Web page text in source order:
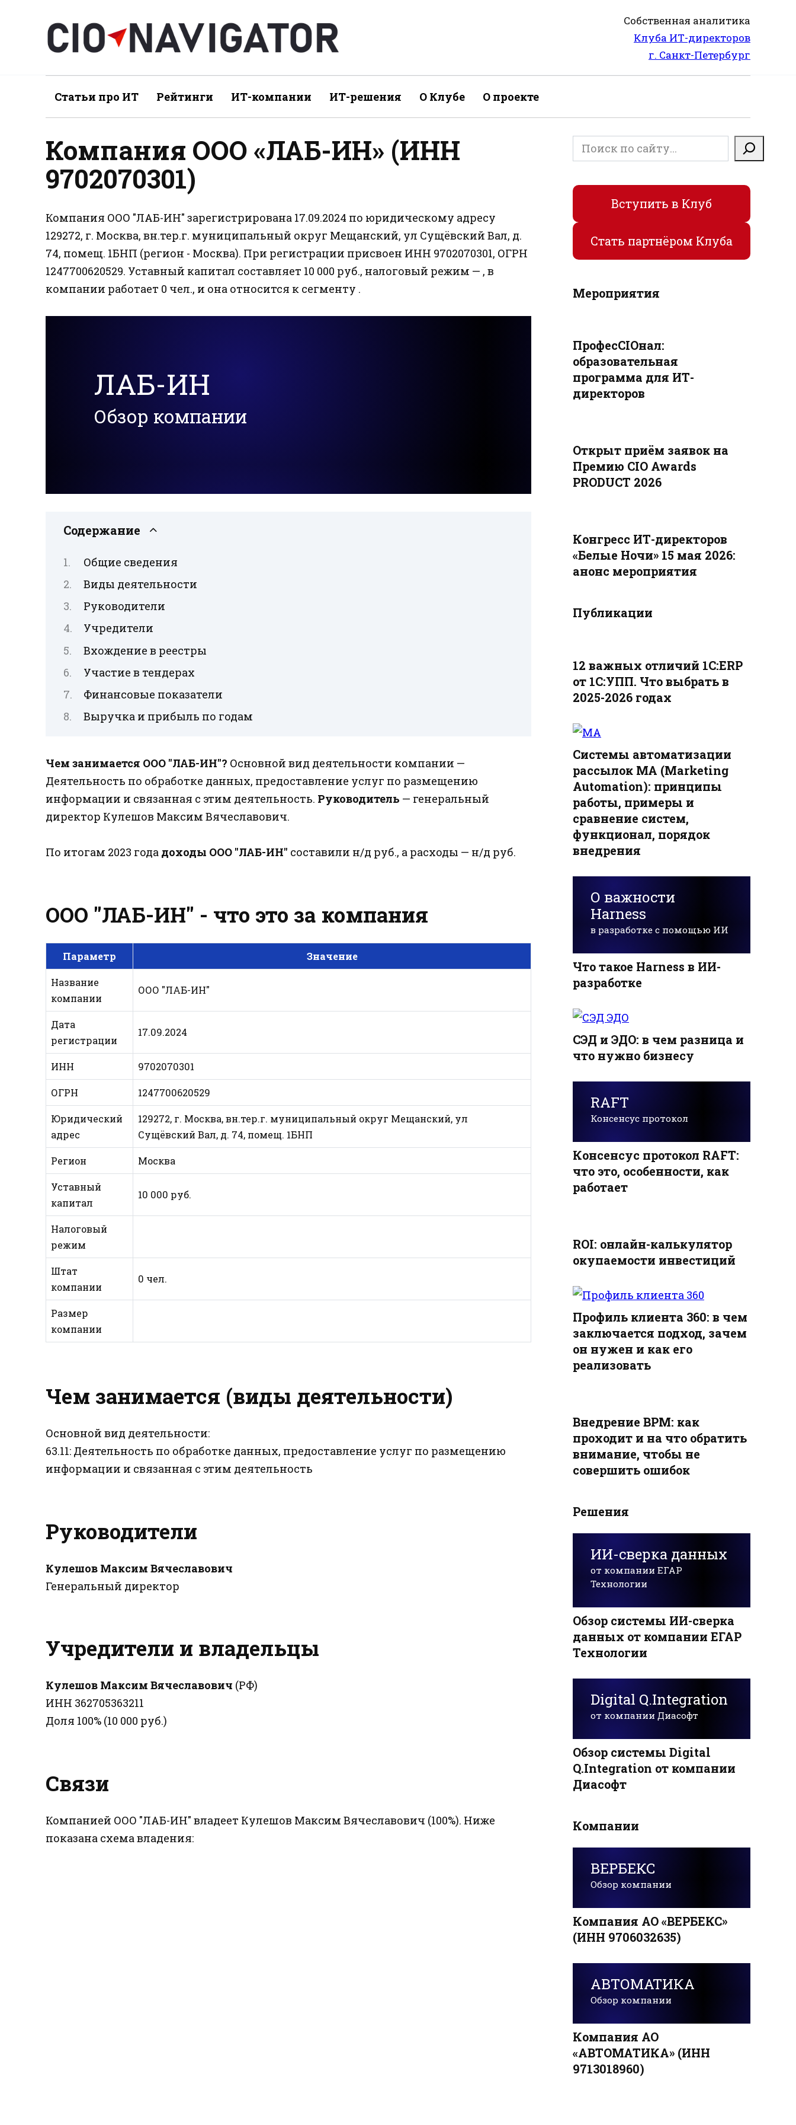
содержанию
Собственная аналитика
Клуба ИТ-директоров
г. Санкт-Петербург
Статьи про ИТ Рейтинги ИТ-компании ИТ-решения О Клубе О проекте
Компания ООО «ЛАБ-ИН» (ИНН
9702070301)
Компания ООО "ЛАБ-ИН" зарегистрирована 17.09.2024 по юридическому адресу
129272, г. Москва, вн.тер.г. муниципальный округ Мещанский, ул Сущёвский Вал, д.
74, помещ. 1БНП (регион - Москва). При регистрации присвоен ИНН 9702070301, ОГРН
1247700620529. Уставный капитал составляет 10 000 руб., налоговый режим — , в
компании работает 0 чел., и она относится к сегменту .
ЛАБ-ИН
Обзор компании
Содержание
Общие сведения
Виды деятельности
Руководители
Учредители
Вхождение в реестры
Участие в тендерах
Финансовые показатели
Выручка и прибыль по годам
Чем занимается ООО "ЛАБ-ИН"? Основной вид деятельности компании —
Деятельность по обработке данных, предоставление услуг по размещению
информации и связанная с этим деятельность. Руководитель — генеральный
директор Кулешов Максим Вячеславович.
По итогам 2023 года доходы ООО "ЛАБ-ИН" составили н/д руб., а расходы — н/д руб.
ООО "ЛАБ-ИН" - что это за компания
Параметр Значение
Название
компании
ООО "ЛАБ-ИН"
Дата
регистрации
17.09.2024
ИНН 9702070301
ОГРН 1247700620529
Юридический
адрес
129272, г. Москва, вн.тер.г. муниципальный округ Мещанский, ул
Сущёвский Вал, д. 74, помещ. 1БНП
Регион Москва
Уставный
капитал
10 000 руб.
Налоговый
режим
Штат
компании
0 чел.
Размер
компании
Чем занимается (виды деятельности)
Основной вид деятельности:
63.11: Деятельность по обработке данных, предоставление услуг по размещению
информации и связанная с этим деятельность
Руководители
Кулешов Максим Вячеславович
Генеральный директор
Учредители и владельцы
Кулешов Максим Вячеславович (РФ)
ИНН 362705363211
Доля 100% (10 000 руб.)
Связи
Компанией ООО "ЛАБ-ИН" владеет Кулешов Максим Вячеславович (100%). Ниже
показана схема владения:
Поиск
Вступить в Клуб
Стать партнёром Клуба
Мероприятия
ПрофесCIOнал:
образовательная
программа для ИТ-
директоров
Открыт приём заявок на
Премию CIO Awards
PRODUCT 2026
Конгресс ИТ-директоров
«Белые Ночи» 15 мая 2026:
анонс мероприятия
Публикации
12 важных отличий 1С:ERP
от 1С:УПП. Что выбрать в
2025-2026 годах
Системы автоматизации
рассылок MA (Marketing
Automation): принципы
работы, примеры и
сравнение систем,
функционал, порядок
внедрения
О важности
Harness
в разработке с помощью ИИ
Что такое Harness в ИИ-
разработке
СЭД и ЭДО: в чем разница и
что нужно бизнесу
RAFT
Консенсус протокол
Консенсус протокол RAFT:
что это, особенности, как
работает
ROI: онлайн-калькулятор
окупаемости инвестиций
Профиль клиента 360: в чем
заключается подход, зачем
он нужен и как его
реализовать
Внедрение BPM: как
проходит и на что обратить
внимание, чтобы не
совершить ошибок
Решения
ИИ-сверка данных
от компании ЕГАР
Технологии
Обзор системы ИИ-сверка
данных от компании ЕГАР
Технологии
Digital Q.Integration
от компании Диасофт
Обзор системы Digital
Q.Integration от компании
Диасофт
Компании
ВЕРБЕКС
Обзор компании
Компания АО «ВЕРБЕКС»
(ИНН 9706032635)
АВТОМАТИКА
Обзор компании
Компания АО
«АВТОМАТИКА» (ИНН
9713018960)